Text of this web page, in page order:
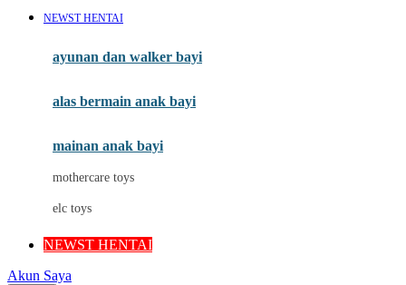
My Buddy Tag
My K
NEWST HENTAI
ayunan dan walker bayi
alas bermain anak bayi
mainan anak bayi
mothercare toys
elc toys
NEWST HENTAI
Akun Saya